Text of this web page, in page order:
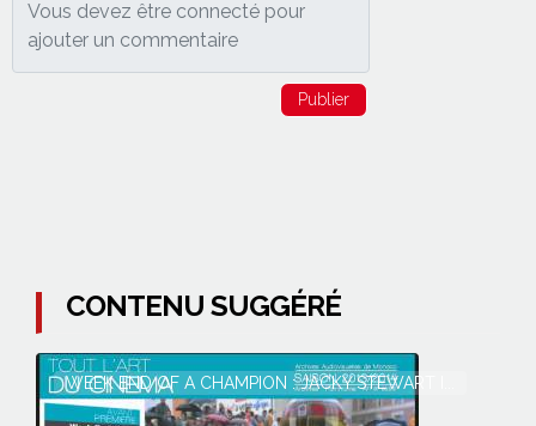
Publier
CONTENU SUGGÉRÉ
WEEK END OF A CHAMPION : JACKY STEWART I...